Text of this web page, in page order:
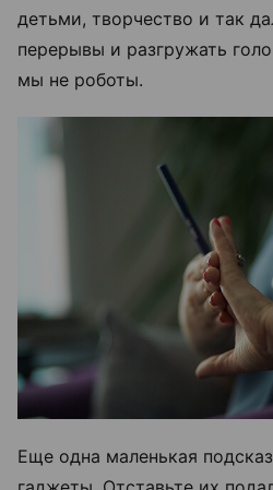
детьми, творчество и так
перерывы и разгружать
мы не роботы.
Еще одна маленькая